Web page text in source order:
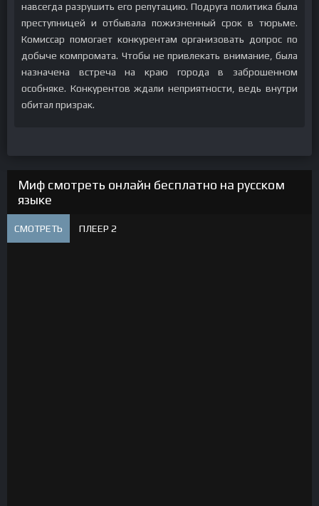
навсегда разрушить его репутацию. Подруга политика была
преступницей и отбывала пожизненный срок в тюрьме.
Комиссар помогает конкурентам организовать допрос по
добыче компромата. Чтобы не привлекать внимание, была
назначена встреча на краю города в заброшенном
особняке. Конкурентов ждали неприятности, ведь внутри
обитал призрак.
Миф смотреть онлайн бесплатно на русском
языке
СМОТРЕТЬ ПЛЕЕР 2